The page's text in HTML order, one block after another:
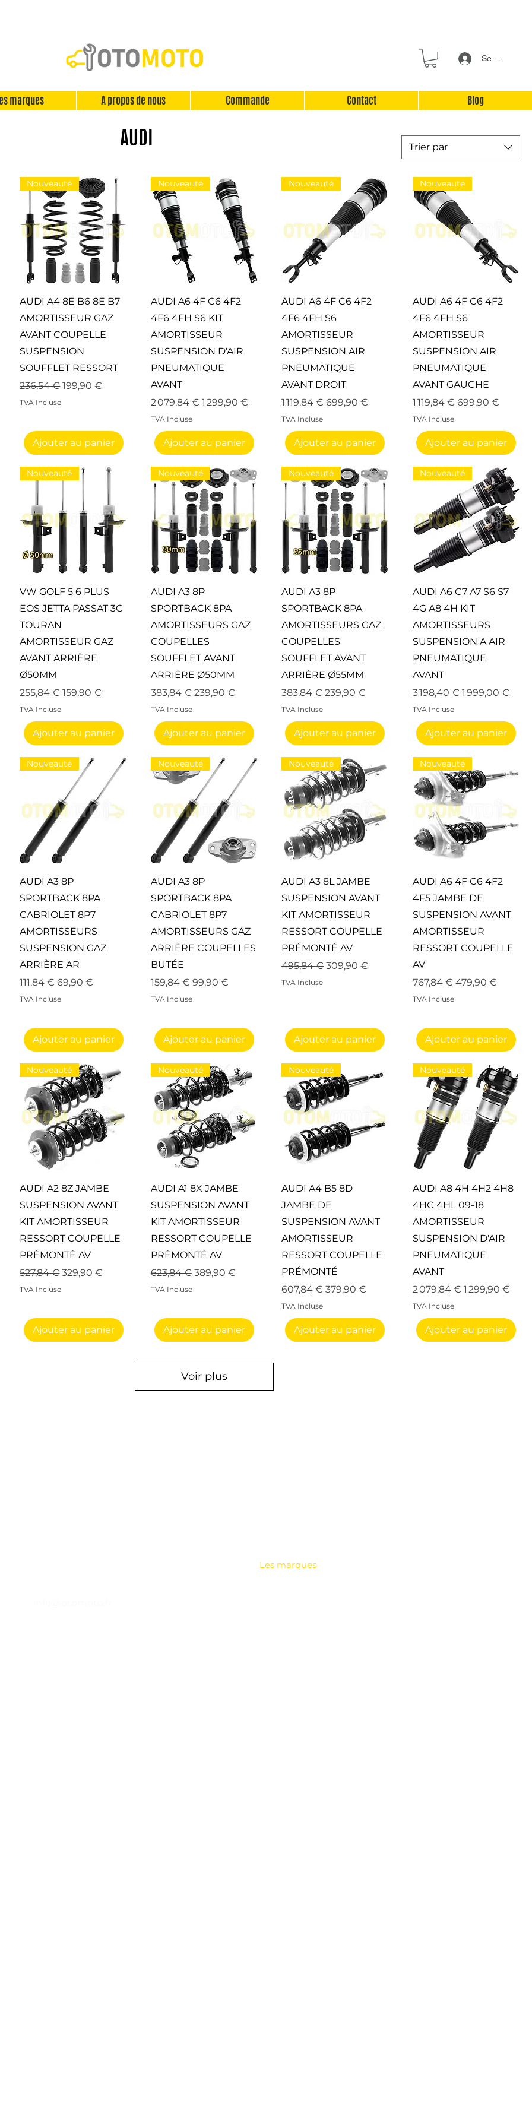
Se connecter
marques A propos de nous Commande Contact Blog
Trier par
Aperçu rapide
Nouveauté
AUDI A4 8E B6 8E B7
AMORTISSEUR GAZ
AVANT COUPELLE
SUSPENSION
SOUFFLET RESSORT
Prix original
236,54 €Prix promotionnel
199,90 €
TVA Incluse
Ajouter au panier
Aperçu rapide
Nouveauté
AUDI A6 4F C6 4F2
4F6 4FH S6 KIT
AMORTISSEUR
SUSPENSION D'AIR
PNEUMATIQUE
AVANT
Prix original
2 079,84 € Prix promotionnel
1 299,90 €
TVA Incluse
Ajouter au panier
Aperçu rapide
Nouveauté
AUDI A6 4F C6 4F2
4F6 4FH S6
AMORTISSEUR
SUSPENSION AIR
PNEUMATIQUE
AVANT DROIT
Prix original
1 119,84 € Prix promotionnel
699,90 €
TVA Incluse
Ajouter au panier
Aperçu rapide
Nouveauté
AUDI A6 4F C6 4F2
4F6 4FH S6
AMORTISSEUR
SUSPENSION AIR
PNEUMATIQUE
AVANT GAUCHE
Prix original
1 119,84 € Prix
699,90 €
TVA Incluse
Ajouter au panier
Aperçu rapide
Nouveauté
VW GOLF 5 6 PLUS
EOS JETTA PASSAT 3C
TOURAN
AMORTISSEUR GAZ
AVANT ARRIÈRE
Ø50MM
Prix original
255,84 €Prix promotionnel
159,90 €
TVA Incluse
Ajouter au panier
Aperçu rapide
Nouveauté
AUDI A3 8P
SPORTBACK 8PA
AMORTISSEURS GAZ
COUPELLES
SOUFFLET AVANT
ARRIÈRE Ø50MM
Prix original
383,84 € Prix promotionnel
239,90 €
TVA Incluse
Ajouter au panier
Aperçu rapide
Nouveauté
AUDI A3 8P
SPORTBACK 8PA
AMORTISSEURS GAZ
COUPELLES
SOUFFLET AVANT
ARRIÈRE Ø55MM
Prix original
383,84 € Prix promotionnel
239,90 €
TVA Incluse
Ajouter au panier
Aperçu rapide
Nouveauté
AUDI A6 C7 A7 S6 S7
4G A8 4H KIT
AMORTISSEURS
SUSPENSION A AIR
PNEUMATIQUE
AVANT
Prix original
3 198,40 € Prix
1 999,00 €
TVA Incluse
Ajouter au panier
Aperçu rapide
Nouveauté
AUDI A3 8P
SPORTBACK 8PA
CABRIOLET 8P7
AMORTISSEURS
SUSPENSION GAZ
ARRIÈRE AR
Prix original
111,84 €Prix promotionnel
69,90 €
TVA Incluse
Ajouter au panier
Aperçu rapide
Nouveauté
AUDI A3 8P
SPORTBACK 8PA
CABRIOLET 8P7
AMORTISSEURS GAZ
ARRIÈRE COUPELLES
BUTÉE
Prix original
159,84 € Prix promotionnel
99,90 €
TVA Incluse
Ajouter au panier
Aperçu rapide
Nouveauté
AUDI A3 8L JAMBE
SUSPENSION AVANT
KIT AMORTISSEUR
RESSORT COUPELLE
PRÉMONTÉ AV
Prix original
495,84 € Prix promotionnel
309,90 €
TVA Incluse
Ajouter au panier
Aperçu rapide
Nouveauté
AUDI A6 4F C6 4F2
4F5 JAMBE DE
SUSPENSION AVANT
AMORTISSEUR
RESSORT COUPELLE
AV
Prix original
767,84 € Prix
479,90 €
TVA Incluse
Ajouter au panier
Aperçu rapide
Nouveauté
AUDI A2 8Z JAMBE
SUSPENSION AVANT
KIT AMORTISSEUR
RESSORT COUPELLE
PRÉMONTÉ AV
Prix original
527,84 €Prix promotionnel
329,90 €
TVA Incluse
Ajouter au panier
Aperçu rapide
Nouveauté
AUDI A1 8X JAMBE
SUSPENSION AVANT
KIT AMORTISSEUR
RESSORT COUPELLE
PRÉMONTÉ AV
Prix original
623,84 € Prix promotionnel
389,90 €
TVA Incluse
Ajouter au panier
Aperçu rapide
Nouveauté
AUDI A4 B5 8D
JAMBE DE
SUSPENSION AVANT
AMORTISSEUR
RESSORT COUPELLE
PRÉMONTÉ
Prix original
607,84 € Prix promotionnel
379,90 €
TVA Incluse
Ajouter au panier
Aperçu rapide
Nouveauté
AUDI A8 4H 4H2 4H8
4HC 4HL 09-18
AMORTISSEUR
SUSPENSION D'AIR
PNEUMATIQUE
AVANT
Prix original
2 079,84 € Prix
1 299,90 €
TVA Incluse
Ajouter au panier
Voir plus
AUDI
Les marques